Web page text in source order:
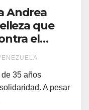
Andrea
que
el
35 años
A pesar